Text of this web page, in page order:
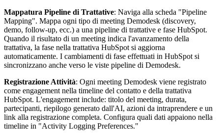
Mappatura Pipeline di Trattative: Naviga alla scheda "Pipeline
Mapping". Mappa ogni tipo di meeting Demodesk (discovery,
demo, follow-up, ecc.) a una pipeline di trattative e fase HubSpot.
Quando il risultato di un meeting indica l'avanzamento della
trattativa, la fase nella trattativa HubSpot si aggiorna
automaticamente. I cambiamenti di fase effettuati in HubSpot si
sincronizzano anche verso le viste pipeline di Demodesk.
Registrazione Attività: Ogni meeting Demodesk viene registrato
come engagement nella timeline del contatto e della trattativa
HubSpot. L'engagement include: titolo del meeting, durata,
partecipanti, riepilogo generato dall'AI, azioni da intraprendere e un
link alla registrazione completa. Configura quali dati appaiono nella
timeline in "Activity Logging Preferences."